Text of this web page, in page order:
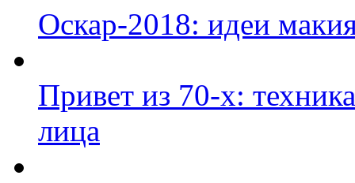
Оскар-2018: идеи
Привет из 70-х:
лица